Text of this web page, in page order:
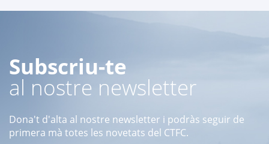
Subscriu-te
al nostre newsletter
Dona't d'alta al nostre newsletter i podràs seguir de
primera mà totes les novetats del CTFC.